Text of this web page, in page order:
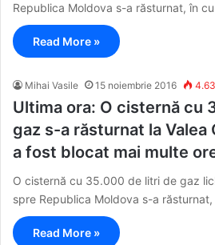
Republica Moldova s-a răsturnat, în
Read More »
Mihai Vasile 15 noiembrie 2016
Ultima ora: O cisternă cu
gaz s-a răsturnat la Valea
a fost blocat mai multe
O cisternă cu 35.000 de litri de gaz
spre Republica Moldova s-a
Read More »